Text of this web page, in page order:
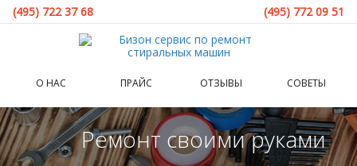
(495) 722 37 68 (495) 772 09 51
О НАС ПРАЙС ОТЗЫВЫ СОВЕТЫ
Ремонт своими руками